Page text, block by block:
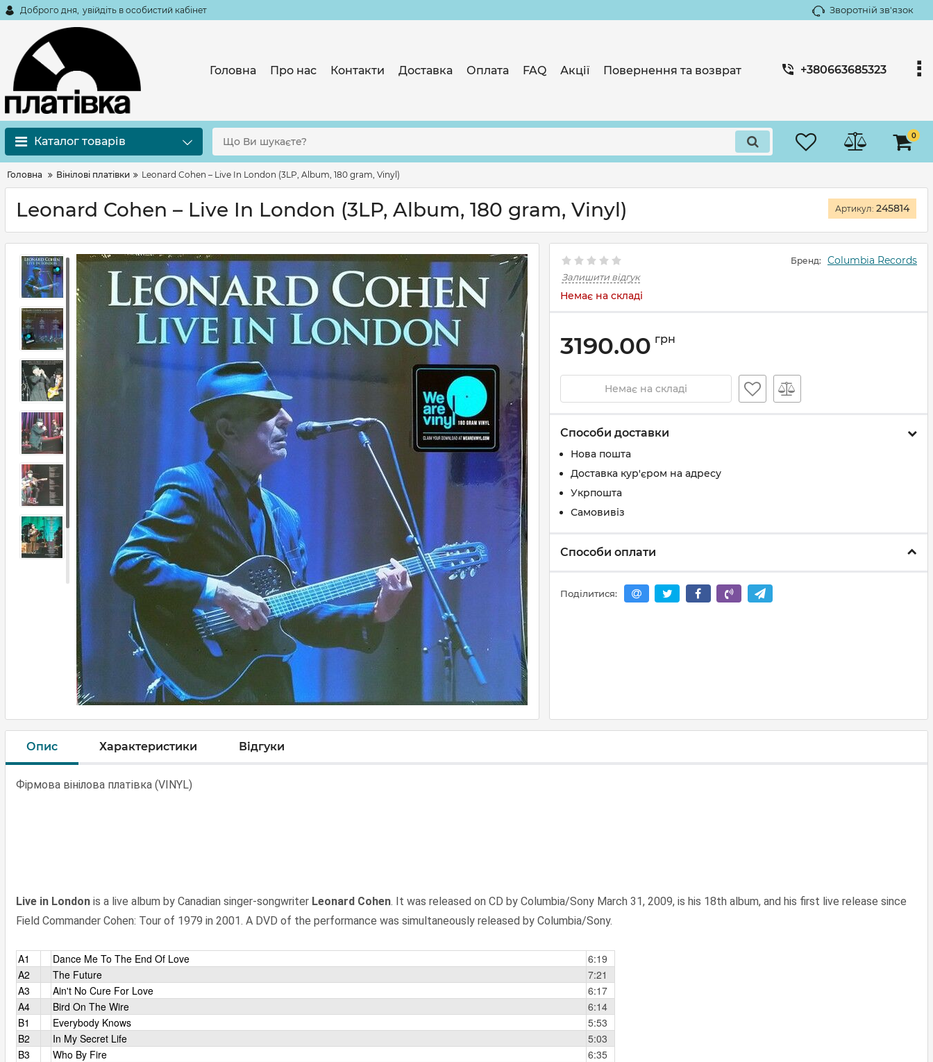
Доброго дня, увійдіть в особистий кабінет Зворотній зв'язок
Головна Про нас Контакти Доставка Оплата FAQ Акції Повернення та возврат +380663685323
Каталог товарів 0
Головна Вінілові платівки Leonard Cohen – Live In London (3LP, Album, 180 gram, Vinyl)
Leonard Cohen – Live In London (3LP, Album, 180 gram, Vinyl) Артикул: 245814
Бренд: Columbia Records
Залишити відгук
Немає на складі
3190.00 грн
Немає на складі
Способи доставки
Нова пошта
Доставка кур'єром на адресу
Укрпошта
Самовивіз
Способи оплати
Поділитися:
Опис Характеристики Відгуки
Фірмова вінілова платівка (VINYL)
Live in London is a live album by Canadian singer-songwriter Leonard Cohen. It was released on CD by Columbia/Sony March 31, 2009, is his 18th album, and his first live release since
Field Commander Cohen: Tour of 1979 in 2001. A DVD of the performance was simultaneously released by Columbia/Sony.
A1 Dance Me To The End Of Love
6:19
A2
The Future
7:21
A3
Ain't No Cure For Love
6:17
A4
Bird On The Wire
6:14
B1
Everybody Knows
5:53
B2
In My Secret Life
5:03
B3
Who By Fire
6:35